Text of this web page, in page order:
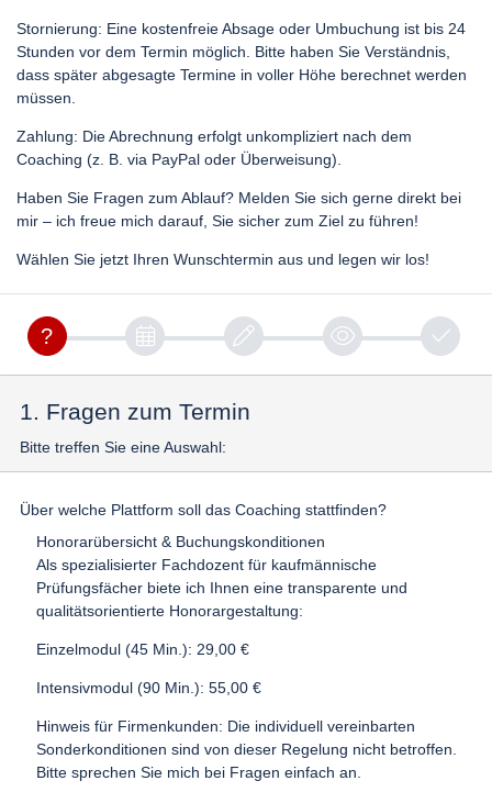
Stornierung: Eine kostenfreie Absage oder Umbuchung ist bis 24
Stunden vor dem Termin möglich. Bitte haben Sie Verständnis,
dass später abgesagte Termine in voller Höhe berechnet werden
müssen.
Zahlung: Die Abrechnung erfolgt unkompliziert nach dem
Coaching (z. B. via PayPal oder Überweisung).
Haben Sie Fragen zum Ablauf? Melden Sie sich gerne direkt bei
mir – ich freue mich darauf, Sie sicher zum Ziel zu führen!
Wählen Sie jetzt Ihren Wunschtermin aus und legen wir los!
1. Fragen zum Termin
Bitte treffen Sie eine Auswahl:
Über welche Plattform soll das Coaching stattfinden?
Honorarübersicht & Buchungskonditionen
Als spezialisierter Fachdozent für kaufmännische
Prüfungsfächer biete ich Ihnen eine transparente und
qualitätsorientierte Honorargestaltung:
Einzelmodul (45 Min.): 29,00 €
Intensivmodul (90 Min.): 55,00 €
Hinweis für Firmenkunden: Die individuell vereinbarten
Sonderkonditionen sind von dieser Regelung nicht betroffen.
Bitte sprechen Sie mich bei Fragen einfach an.